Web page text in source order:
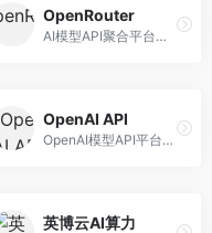
OpenRouter
AI模型API聚合平台，整合多种主流大模型。面向开发者，提供统一API接口、模型对比、成本优化等服务，模型选择灵活。
OpenAI API
OpenAI模型API平台，提供GPT系列模型服务。面向开发者，提供模型API、微调服务、Assistants API等，是AI开发领域的基础设施。
英博云AI算力